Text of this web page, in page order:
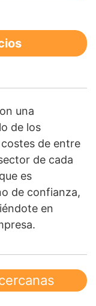
una
de los
de entre
de cada
es
de confianza,
en